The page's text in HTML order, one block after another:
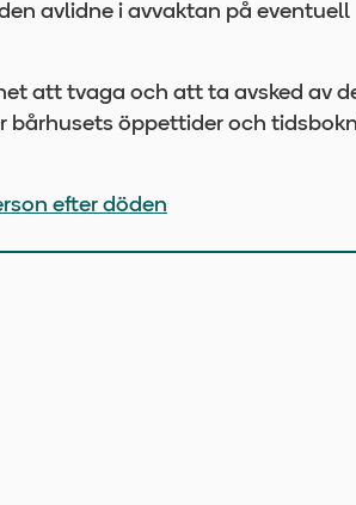
avlidne i avvaktan på eventuell
att tvaga och att ta avsked av
bårhusets öppettider och
efter döden